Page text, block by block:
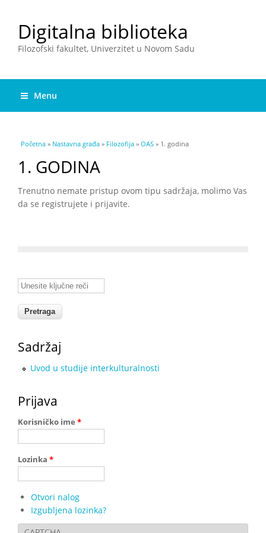
Digitalna biblioteka
Filozofski fakultet, Univerzitet u Novom Sadu
Menu
You are here
Početna » Nastavna građa » Filozofija » OAS » 1. godina
1. GODINA
Trenutno nemate pristup ovom tipu sadržaja, molimo Vas
da se registrujete i prijavite.
Unesite ključne reči
Sadržaj
Uvod u studije interkulturalnosti
Prijava
Korisničko ime *
Lozinka *
Otvori nalog
Izgubljena lozinka?